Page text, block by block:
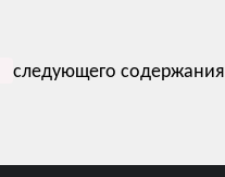
следующего содержания